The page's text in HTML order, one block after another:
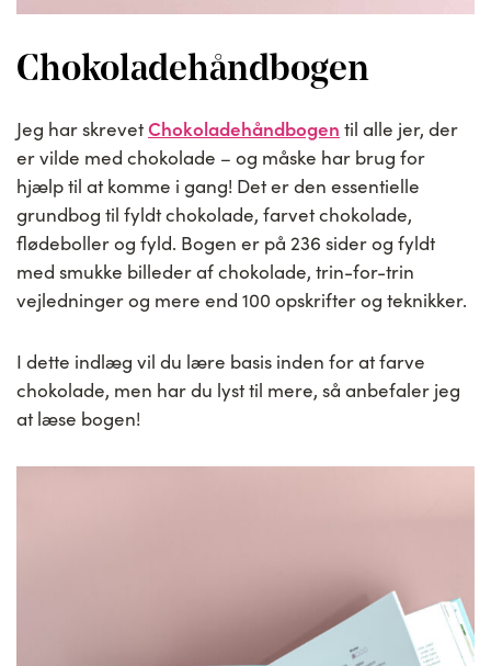
Chokoladehåndbogen
Jeg har skrevetChokoladehåndbogen til alle jer, der
er vilde med chokolade – og måske har brug for
hjælp til at komme i gang! Det er den essentielle
grundbog til fyldt chokolade, farvet chokolade,
flødeboller og fyld. Bogen er på 236 sider og fyldt
med smukke billeder af chokolade, trin-for-trin
vejledninger og mere end 100 opskrifter og teknikker.
I dette indlæg vil du lære basis inden for at farve
chokolade, men har du lyst til mere, så anbefaler jeg
at læse bogen!